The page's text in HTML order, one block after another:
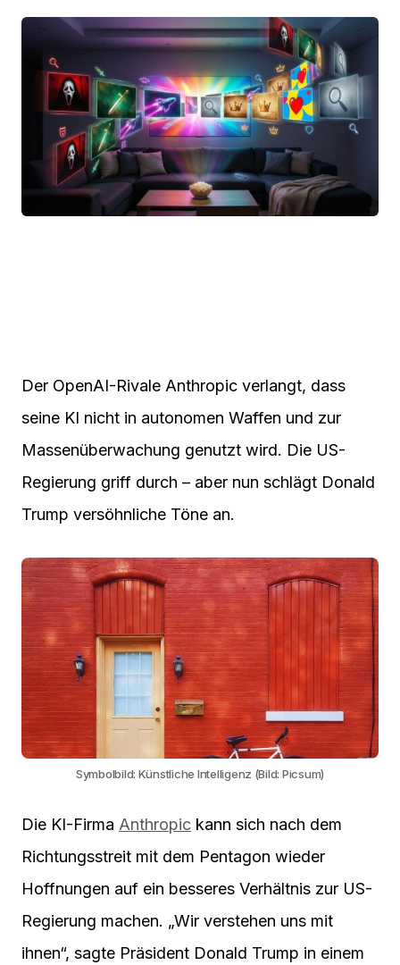
Der OpenAI-Rivale Anthropic verlangt, dass
seine KI nicht in autonomen Waffen und zur
Massenüberwachung genutzt wird. Die US-
Regierung griff durch – aber nun schlägt Donald
Trump versöhnliche Töne an.
Symbolbild: Künstliche Intelligenz (Bild: Picsum)
Die KI-Firma Anthropic kann sich nach dem
Richtungsstreit mit dem Pentagon wieder
Hoffnungen auf ein besseres Verhältnis zur US-
Regierung machen. „Wir verstehen uns mit
ihnen“, sagte Präsident Donald Trump in einem